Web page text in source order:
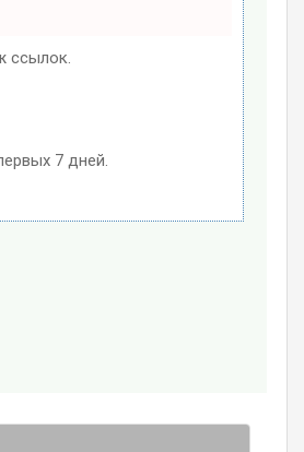
ссылок.
7 дней.